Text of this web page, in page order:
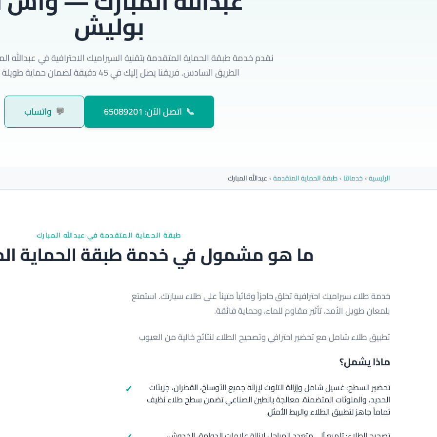
بوليش
نقدم خدمة طبقة الحماية المتقدمة بتقنية السيراميك الاحترافية في عبدالله
الطريق السادس. فريقنا يصل إليك في 45 دقيقة لضمان حماية طويلة الأمد.
📞 اتصل الآن: 65089201 💬 واتساب
الرئيسية›خدماتنا›طبقة الحماية المتقدمة›عبدالله المبارك
طبقة الحماية المتقدمة في عبدالله المبارك
ما هو مشمول في خدمة طبقة الحماية
خدمة طلاء سيراميك احترافية تخلق حاجزاً وقائياً متيناً على طلاء سيارتك. استمتع
بلمعان طويل الأمد، تأثير مقاوم للماء، وحماية فائقة.
تطبيق طلاء شامل مع تحضير احترافي وتصحيح الطلاء لنتائج خالية من العيوب
ماذا يشمل؟
تحضير السطح: غسيل شامل وإزالة التلوث لإزالة جميع الأوساخ، القطران، جزيئات
الحديد، والملوثات المتضمنة. معالجة بالطين الصناعي تضمن سطح طلاء نظيف
تماماً جاهز لتطبيق الطلاء والربط الأمثل.